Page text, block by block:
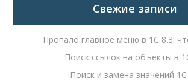
Свежие записи
Пропало главное меню в 1С 8.3:
Поиск ссылок на объекты в
Поиск и замена значений 1С